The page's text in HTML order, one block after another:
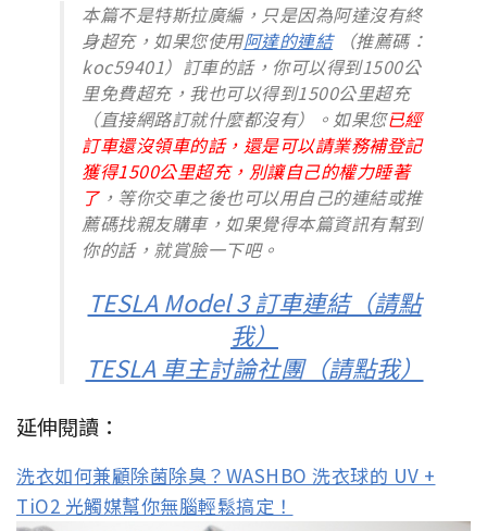
本篇不是特斯拉廣編，只是因為阿達沒有終
身超充，如果您使用阿達的連結（推薦碼：
koc59401）訂車的話，你可以得到1500公
里免費超充，我也可以得到1500公里超充
（直接網路訂就什麼都沒有）。如果您已經
訂車還沒領車的話，還是可以請業務補登記
獲得1500公里超充，別讓自己的權力睡著
了，等你交車之後也可以用自己的連結或推
薦碼找親友購車，如果覺得本篇資訊有幫到
你的話，就賞臉一下吧。
TESLA Model 3 訂車連結（請點
我）
TESLA 車主討論社團（請點我）
延伸閱讀：
洗衣如何兼顧除菌除臭？WASHBO 洗衣球的 UV +
TiO2 光觸媒幫你無腦輕鬆搞定！